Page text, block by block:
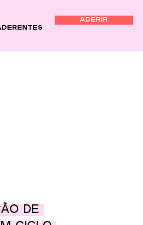
ADERIR
de